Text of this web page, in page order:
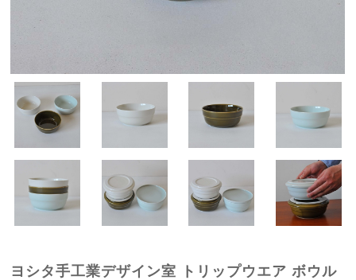
ヨシタ手工業デザイン室 トリップウエア ボウル